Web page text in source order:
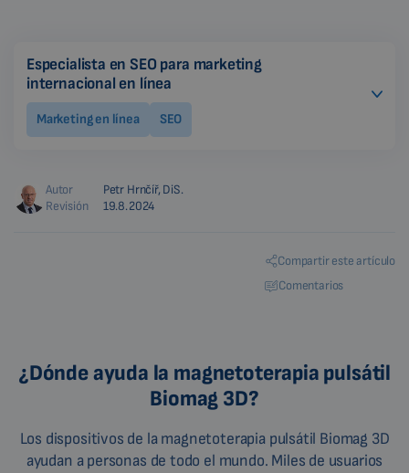
Especialista en SEO para marketing
internacional en línea
Marketing en línea SEO
Autor
Petr Hrnčíř, DiS.
Revisión
19.8.2024
Compartir este artículo
Comentarios
¿Dónde ayuda la magnetoterapia pulsátil
Biomag 3D?
Los dispositivos de la magnetoterapia pulsátil Biomag 3D
ayudan a personas de todo el mundo. Miles de usuarios